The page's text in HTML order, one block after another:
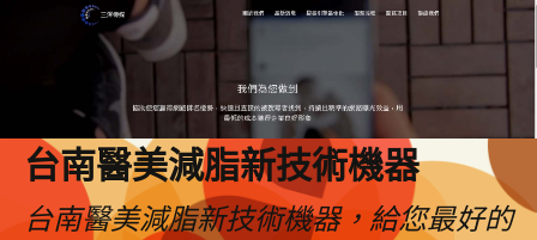
台南醫美減脂新技術機器
台南醫美減脂新技術機器，給您最好的